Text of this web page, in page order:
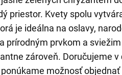
priestor. Kvety spolu
je ideálna na oslavy,
prírodným prvkom a
zároveň. Doručujeme
možnosť